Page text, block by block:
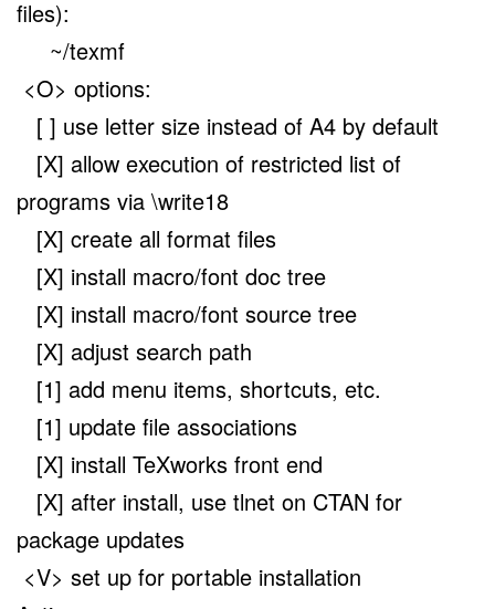
files):
~/texmf
<O> options:
[ ] use letter size instead of A4 by default
[X] allow execution of restricted list of
programs via \write18
[X] create all format files
[X] install macro/font doc tree
[X] install macro/font source tree
[X] adjust search path
[1] add menu items, shortcuts, etc.
[1] update file associations
[X] install TeXworks front end
[X] after install, use tlnet on CTAN for
package updates
<V> set up for portable installation